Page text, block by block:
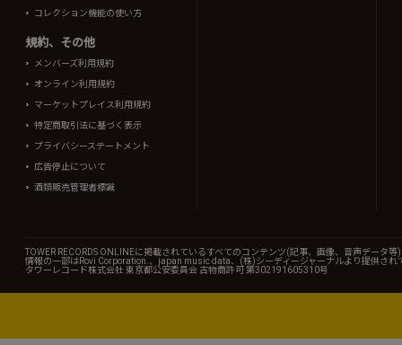
コレクション機能の使い方
規約、その他
メンバーズ利用規約
オンライン利用規約
マーケットプレイス利用規約
特定商取引法に基づく表示
プライバシーステートメント
広告停止について
酒類販売管理者標識
TOWER RECORDS ONLINEに掲載されているすべてのコンテンツ(記事、画像、音声データ
情報の一部はRovi Corporation.、japan music data、(株)シーディージャーナルより提供され
タワーレコード株式会社 東京都公安委員会 古物商許可 第302191605310号